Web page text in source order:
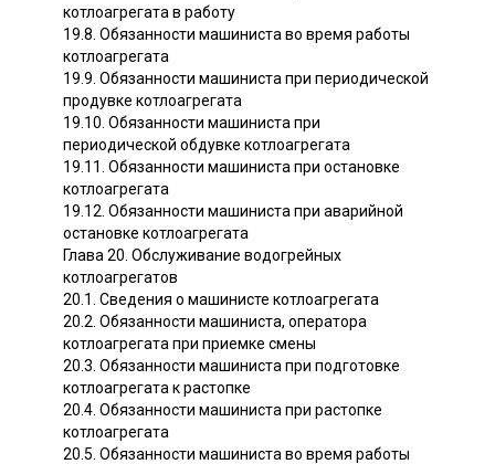
котлоагрегата в работу
19.8. Обязанности машиниста во время работы
котлоагрегата
19.9. Обязанности машиниста при периодической
продувке котлоагрегата
19.10. Обязанности машиниста при
периодической обдувке котлоагрегата
19.11. Обязанности машиниста при остановке
котлоагрегата
19.12. Обязанности машиниста при аварийной
остановке котлоагрегата
Глава 20. Обслуживание водогрейных
котлоагрегатов
20.1. Сведения о машинисте котлоагрегата
20.2. Обязанности машиниста, оператора
котлоагрегата при приемке смены
20.3. Обязанности машиниста при подготовке
котлоагрегата к растопке
20.4. Обязанности машиниста при растопке
котлоагрегата
20.5. Обязанности машиниста во время работы